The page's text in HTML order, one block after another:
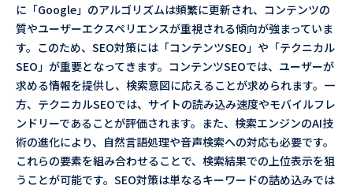
に「Google」のアルゴリズムは頻繁に更新され、コンテンツの
質やユーザーエクスペリエンスが重視される傾向が強まっていま
す。このため、SEO対策には「コンテンツSEO」や「テクニカル
SEO」が重要となってきます。コンテンツSEOでは、ユーザーが
求める情報を提供し、検索意図に応えることが求められます。一
方、テクニカルSEOでは、サイトの読み込み速度やモバイルフレ
ンドリーであることが評価されます。また、検索エンジンのAI技
術の進化により、自然言語処理や音声検索への対応も必要です。
これらの要素を組み合わせることで、検索結果での上位表示を狙
うことが可能です。SEO対策は単なるキーワードの詰め込みでは